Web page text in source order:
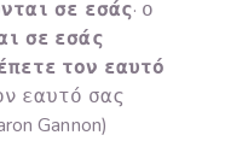
σε εσάς· ο
σε εσάς
τον εαυτό
εαυτό σας
Gannon)